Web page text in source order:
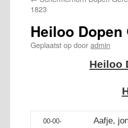
1823
Heiloo Dopen
Geplaatst opdooradmin
Heiloo
00-00-
Aafje,